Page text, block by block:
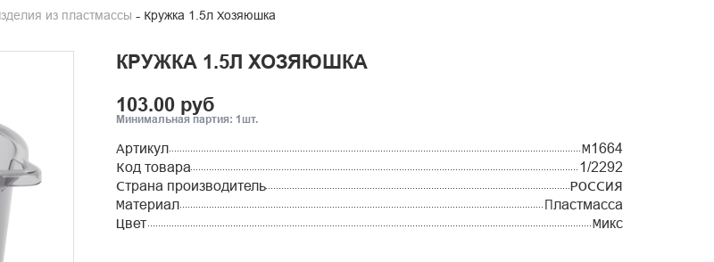
Изделия из пластмассы Кружка 1.5л Хозяюшка
КРУЖКА 1.5Л ХОЗЯЮШКА
103.00 руб
Минимальная партия: 1шт.
Артикул
М1664
Код товара
1/2292
Страна производитель
РОССИЯ
Материал
Пластмасса
Цвет
Микс